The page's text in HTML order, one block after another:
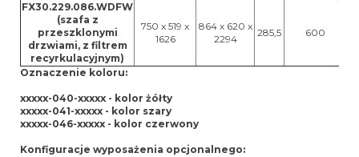
FX30.229.086.WDFW
(szafa z
przeszklonymi
drzwiami, z filtrem
recyrkulacyjnym)
750 x 519 x
1626
864 x 620 x
2294
285,5 600
Oznaczenie koloru:
xxxxx-040-xxxxx - kolor żółty
xxxxx-041-xxxxx - kolor szary
xxxxx-046-xxxxx - kolor czerwony
Konfiguracje wyposażenia opcjonalnego: